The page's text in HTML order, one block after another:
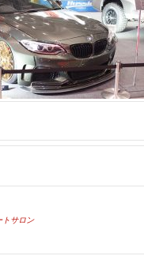
トサロン